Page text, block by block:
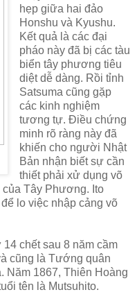
hẹp giữa hai đảo
Honshu và Kyushu.
Kết quả là các đại
pháo này đã bị các tàu
biển tây phương tiêu
diệt dễ dàng. Rồi tỉnh
Satsuma cũng gặp
các kinh nghiệm
tương tự. Điều chứng
minh rõ ràng này đã
khiến cho người Nhật
Bản nhận biết sự cần
thiết phải xử dụng võ
của Tây Phương. Ito
lo việc nhập cảng võ
chết sau 8 năm cầm
cũng là Tướng quân
Năm 1867, Thiên Hoàng
tên là Mutsuhito.